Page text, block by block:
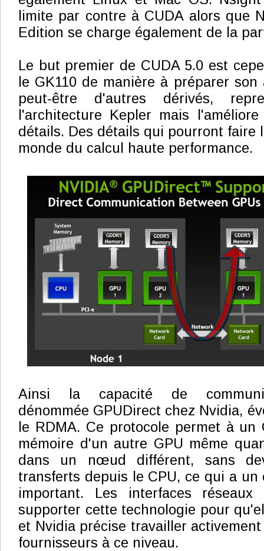
limite par contre à CUDA alors que
Edition se charge également de la
Le but premier de CUDA 5.0 est
le GK110 de manière à préparer
peut-être d'autres dérivés,
l'architecture Kepler mais
détails. Des détails qui pourront faire
monde du calcul haute performance.
Ainsi la capacité de
dénommée GPUDirect chez Nvidia,
le RDMA. Ce protocole permet à un
mémoire d'un autre GPU même
dans un nœud différent, sans
transferts depuis le CPU, ce qui a un
important. Les interfaces réseaux
supporter cette technologie pour
et Nvidia précise travailler
fournisseurs à ce niveau.